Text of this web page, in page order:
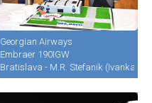
Georgian Airways
Embraer 190IGW
Bratislava - M.R. Stefanik (Ivanka)